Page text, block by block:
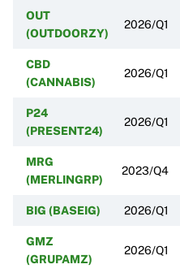
OUT
(OUTDOORZY)
2026/Q1
CBD
(CANNABIS)
2026/Q1
P24
(PRESENT24)
2026/Q1
MRG
(MERLINGRP)
2023/Q4
BIG (BASEIG) 2026/Q1
GMZ
(GRUPAMZ)
2026/Q1